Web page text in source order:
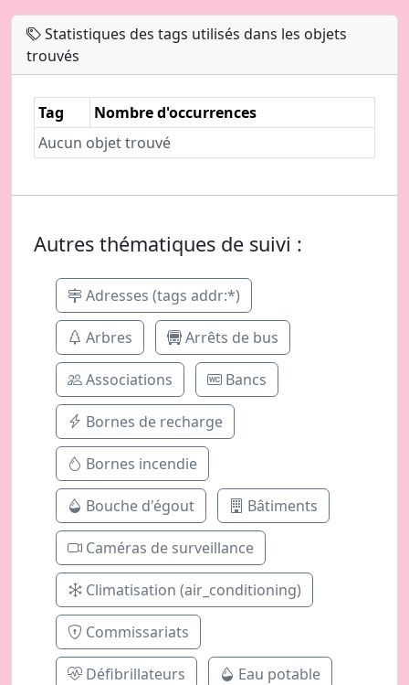
Statistiques des tags utilisés dans les objets
trouvés
Tag
Nombre d'occurrences
Aucun objet trouvé
Autres thématiques de suivi :
Adresses (tags addr:*)
Arbres Arrêts de bus
Associations Bancs
Bornes de recharge
Bornes incendie
Bouche d'égout Bâtiments
Caméras de surveillance
Climatisation (air_conditioning)
Commissariats
Défibrillateurs Eau potable